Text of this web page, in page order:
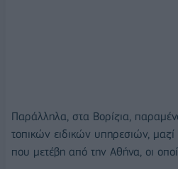
Παράλληλα, στα Βορίζια,
τοπικών ειδικών υπηρεσιών,
που μετέβη από την Αθήνα, οι